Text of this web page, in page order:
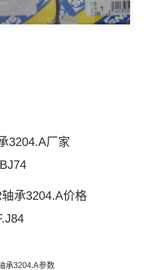
3204.A厂家
承3204.A价格
承3204.A参数